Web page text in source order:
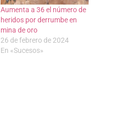
Aumenta a 36 el número de
heridos por derrumbe en
mina de oro
26 de febrero de 2024
En «Sucesos»